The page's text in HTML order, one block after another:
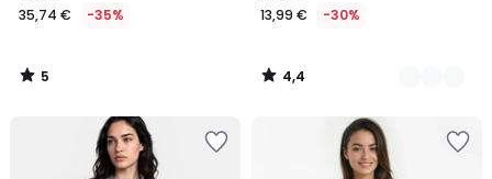
35,74 € -35%
5
/
13,99 € -30%
4,4
/